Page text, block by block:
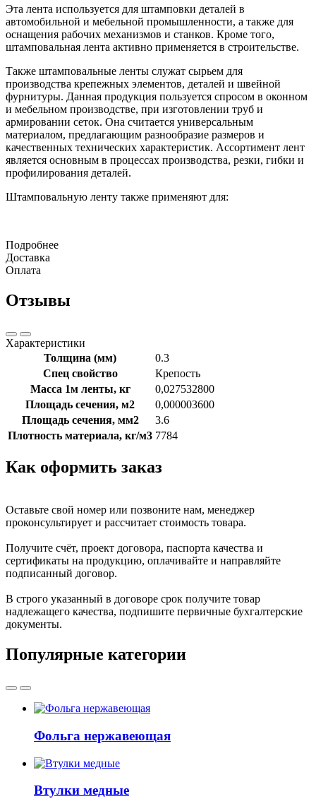
Эта лента используется для штамповки деталей в
автомобильной и мебельной промышленности, а также для
оснащения рабочих механизмов и станков. Кроме того,
штамповальная лента активно применяется в строительстве.
Также штамповальные ленты служат сырьем для
производства крепежных элементов, деталей и швейной
фурнитуры. Данная продукция пользуется спросом в оконном
и мебельном производстве, при изготовлении труб и
армировании сеток. Она считается универсальным
материалом, предлагающим разнообразие размеров и
качественных технических характеристик. Ассортимент лент
является основным в процессах производства, резки, гибки и
профилирования деталей.
Штамповальную ленту также применяют для:
Подробнее
Доставка
Оплата
Отзывы
Характеристики
Толщина (мм)
0.3
Спец свойство
Крепость
Масса 1м ленты, кг
0,027532800
Площадь сечения, м2
0,000003600
Площадь сечения, мм2
3.6
Плотность материала, кг/м3 7784
Как оформить заказ
Оставьте свой номер или позвоните нам, менеджер
проконсультирует и рассчитает стоимость товара.
Получите счёт, проект договора, паспорта качества и
сертификаты на продукцию, оплачивайте и направляйте
подписанный договор.
В строго указанный в договоре срок получите товар
надлежащего качества, подпишите первичные бухгалтерские
документы.
Популярные категории
Фольга нержавеющая
Втулки медные